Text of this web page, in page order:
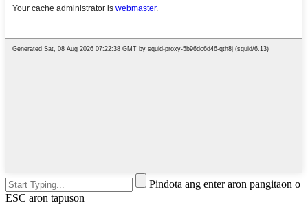
Pindota ang enter aron pangitaon o
ESC aron tapuson